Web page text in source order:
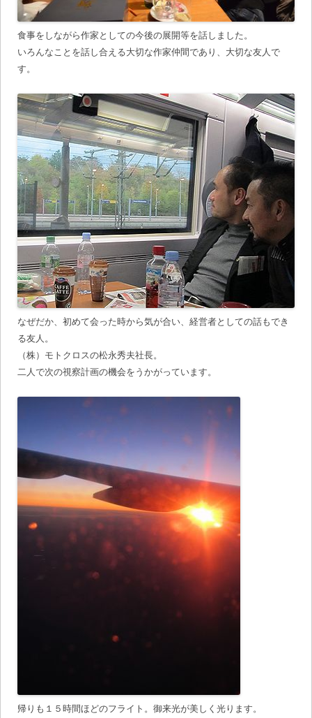
食事をしながら作家としての今後の展開等を話しました。
いろんなことを話し合える大切な作家仲間であり、大切な友人で
す。
なぜだか、初めて会った時から気が合い、経営者としての話もでき
る友人。
（株）モトクロスの松永秀夫社長。
二人で次の視察計画の機会をうかがっています。
帰りも１５時間ほどのフライト。御来光が美しく光ります。